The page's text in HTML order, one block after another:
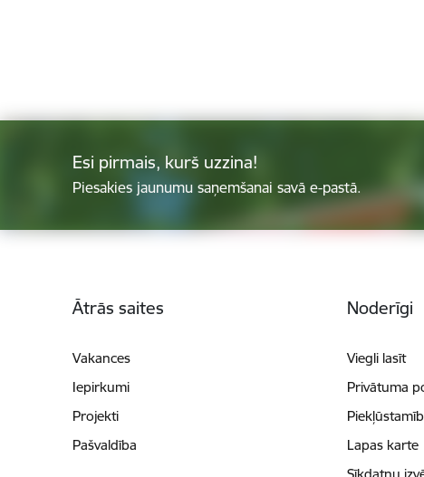
Esi pirmais, kurš uzzina!
Piesakies jaunumu saņemšanai savā e-pastā.
Ātrās saites
Vakances
Iepirkumi
Projekti
Pašvaldība
Noderīgi
Viegli lasīt
Privātuma
Lapas karte